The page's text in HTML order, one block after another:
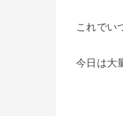
これでい
今日は大